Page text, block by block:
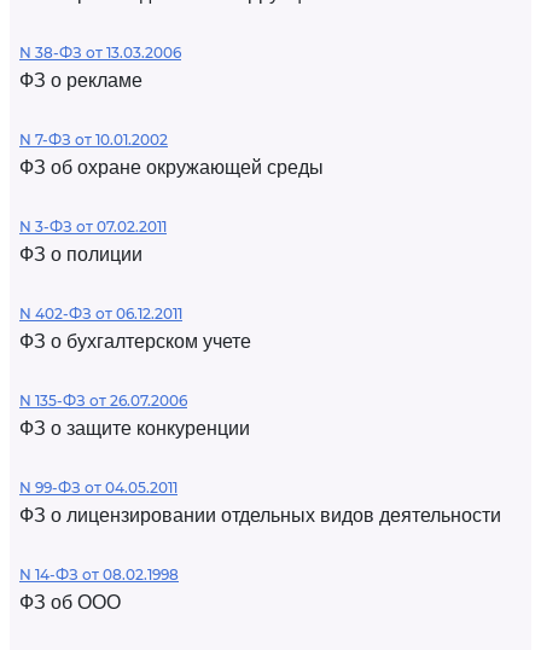
N 38-ФЗ от 13.03.2006
ФЗ о рекламе
N 7-ФЗ от 10.01.2002
ФЗ об охране окружающей среды
N 3-ФЗ от 07.02.2011
ФЗ о полиции
N 402-ФЗ от 06.12.2011
ФЗ о бухгалтерском учете
N 135-ФЗ от 26.07.2006
ФЗ о защите конкуренции
N 99-ФЗ от 04.05.2011
ФЗ о лицензировании отдельных видов деятельности
N 14-ФЗ от 08.02.1998
ФЗ об ООО